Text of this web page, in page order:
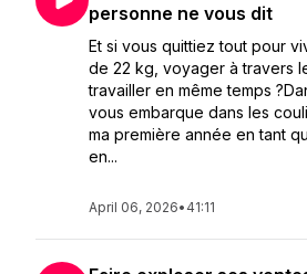
personne ne vous dit
Et si vous quittiez tout pour
de 22 kg, voyager à travers
travailler en même temps
vous embarque dans les
ma première année en tant
en...
April 06, 2026• 41:11